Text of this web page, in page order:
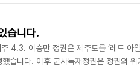
에 불과하다.”고 하였습니다. 검찰은 사
습니다.
4.3. 이승만 정권은 제주도를 ‘레드 아
습니다. 이후 군사독재정권은 정권의 위